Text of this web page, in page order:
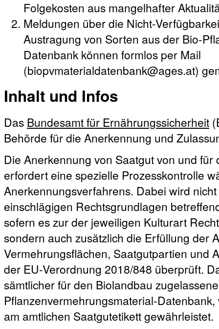
Folgekosten aus mangelhafter
Meldungen über die Nicht-
Austragung von Sorten aus der Bio-
Datenbank können formlos per Mail
(biopvmaterialdatenbank@ages.at)
Inhalt und Infos
Das Bundesamt für Ernährungssicherheit
Behörde für die Anerkennung und
Die Anerkennung von Saatgut von und
erfordert eine spezielle Prozesskontrolle
Anerkennungsverfahrens. Dabei wird
einschlägigen Rechtsgrundlagen
sofern es zur der jeweiligen Kulturart
sondern auch zusätzlich die Erfüllung der
Vermehrungsflächen, Saatgutpartien und
der EU-Verordnung 2018/848 überprüft.
sämtlicher für den Biolandbau
Pflanzenvermehrungsmaterial-
am amtlichen Saatgutetikett gewährleistet.